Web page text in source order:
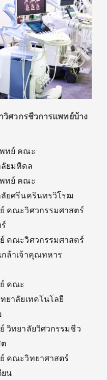
วิศวกรชีวการแพทย์บ้าง
ทย์ คณะ
ลัยมหิดล
ทย์ คณะ
ยศรีนครินทรวิโรฒ
คณะวิศวกรรมศาสตร์
คณะวิศวกรรมศาสตร์
กล้าเจ้าคุณทหาร
คณะ
ยาลัยเทคโนโลยี
วิทยาลัยวิศวกรรมชีว
คณะวิทยาศาสตร์
ยน